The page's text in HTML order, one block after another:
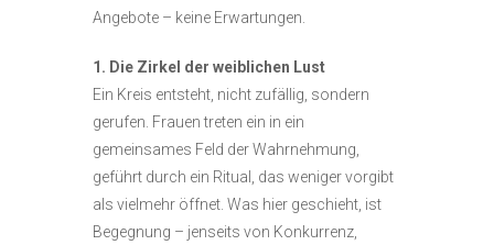
Angebote – keine Erwartungen.
1. Die Zirkel der weiblichen Lust
Ein Kreis entsteht, nicht zufällig, sondern
gerufen. Frauen treten ein in ein
gemeinsames Feld der Wahrnehmung,
geführt durch ein Ritual, das weniger vorgibt
als vielmehr öffnet. Was hier geschieht, ist
Begegnung – jenseits von Konkurrenz,